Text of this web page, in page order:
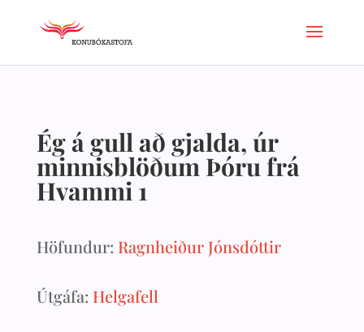
Ég á gull að gjalda, úr
minnisblöðum Þóru frá
Hvammi 1
Höfundur: Ragnheiður Jónsdóttir
Útgáfa: Helgafell